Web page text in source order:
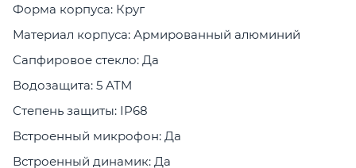
Форма корпуса: Круг
Материал корпуса: Армированный алюминий
Сапфировое стекло: Да
Водозащита: 5 ATM
Степень защиты: IP68
Встроенный микрофон: Да
Встроенный динамик: Да